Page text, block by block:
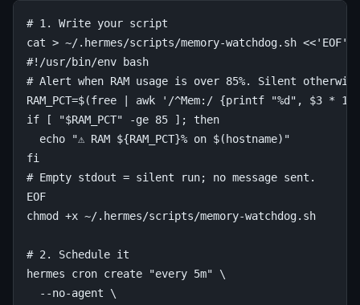
# 1. Write your script
cat > ~/.hermes/scripts/memory-watchdog.sh <<'EOF'
#!/usr/bin/env bash
# Alert when RAM usage is over 85%. Silent
RAM_PCT=$(free | awk '/^Mem:/ {printf "%d", $3 *
if [ "$RAM_PCT" -ge 85 ]; then
  echo "⚠ RAM ${RAM_PCT}% on $(hostname)"
fi
# Empty stdout = silent run; no message sent.
EOF
chmod
+x ~/.hermes/scripts/memory-watchdog.sh
# 2. Schedule it
hermes
cron create "every 5m"
\
--no-agent
\